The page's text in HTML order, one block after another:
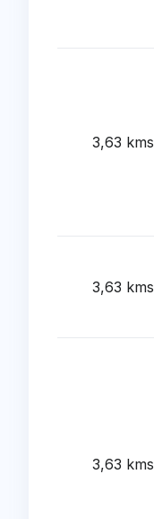
3,63 kms
3,63 kms
3,63 kms